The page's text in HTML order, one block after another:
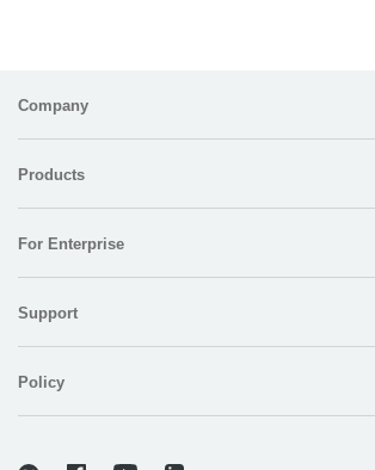
Company
Products
For Enterprise
Support
Policy